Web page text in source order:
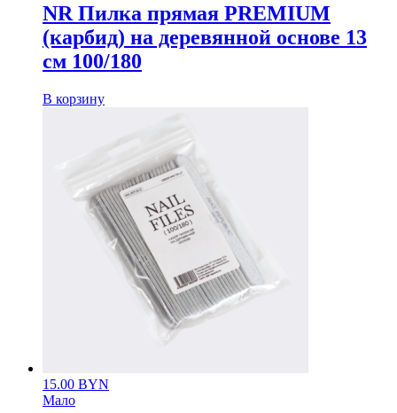
NR Пилка прямая PREMIUM
(карбид) на деревянной основе 13
см 100/180
В корзину
15.00 BYN
Мало